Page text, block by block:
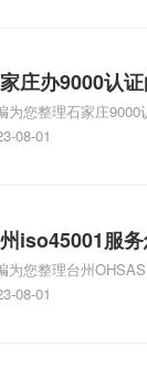
认证知识，详情可查
庄办9000认
9000认证的
为您整理石家庄9000
认证价格多少钱、
08-01
iso45001服
iso45001认
为您整理台州
家收费便宜、台州
08-01